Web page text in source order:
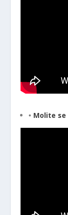
• Molite se